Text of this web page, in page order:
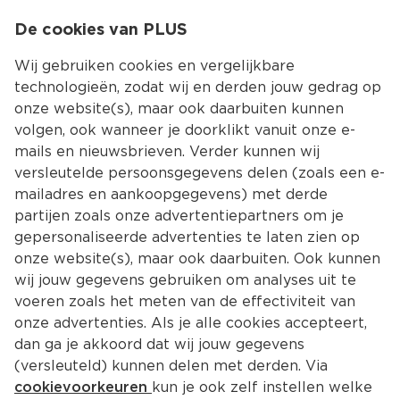
Kies jouw
Terug Producten
De cookies van PLUS
Wij gebruiken cookies en vergelijkbare
technologieën, zodat wij en derden jouw gedrag op
onze website(s), maar ook daarbuiten kunnen
volgen, ook wanneer je doorklikt vanuit onze e-
mails en nieuwsbrieven. Verder kunnen wij
versleutelde persoonsgegevens delen (zoals een e-
mailadres en aankoopgegevens) met derde
partijen zoals onze advertentiepartners om je
gepersonaliseerde advertenties te laten zien op
onze website(s), maar ook daarbuiten. Ook kunnen
wij jouw gegevens gebruiken om analyses uit te
voeren zoals het meten van de effectiviteit van
onze advertenties. Als je alle cookies accepteert,
dan ga je akkoord dat wij jouw gegevens
(versleuteld) kunnen delen met derden. Via
cookievoorkeuren kun je ook zelf instellen welke